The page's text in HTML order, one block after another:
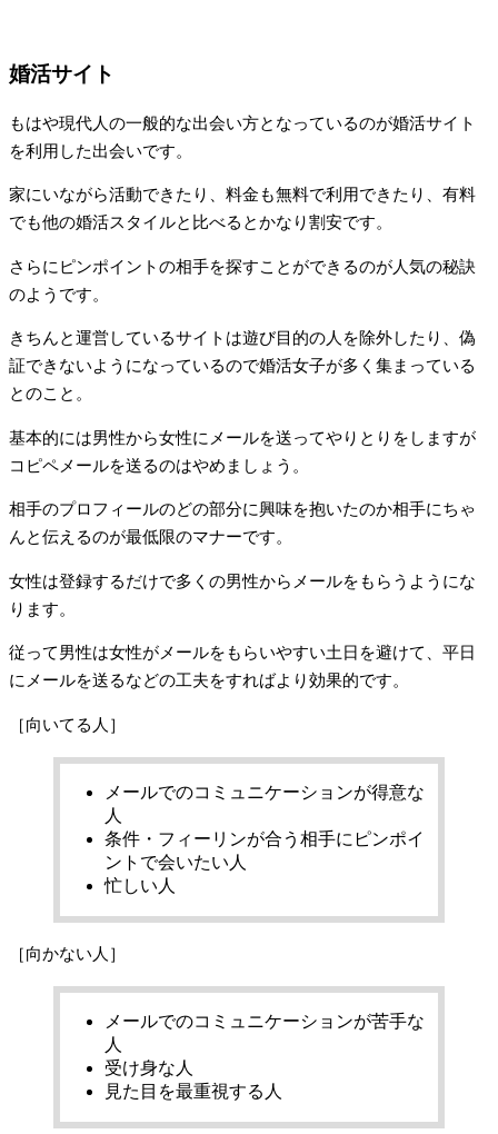
婚活サイト
もはや現代人の一般的な出会い方となっているのが婚活サイト
を利用した出会いです。
家にいながら活動できたり、料金も無料で利用できたり、有料
でも他の婚活スタイルと比べるとかなり割安です。
さらにピンポイントの相手を探すことができるのが人気の秘訣
のようです。
きちんと運営しているサイトは遊び目的の人を除外したり、偽
証できないようになっているので婚活女子が多く集まっている
とのこと。
基本的には男性から女性にメールを送ってやりとりをしますが
コピペメールを送るのはやめましょう。
相手のプロフィールのどの部分に興味を抱いたのか相手にちゃ
んと伝えるのが最低限のマナーです。
女性は登録するだけで多くの男性からメールをもらうようにな
ります。
従って男性は女性がメールをもらいやすい土日を避けて、平日
にメールを送るなどの工夫をすればより効果的です。
［向いてる人］
メールでのコミュニケーションが得意な
人
条件・フィーリンが合う相手にピンポイ
ントで会いたい人
忙しい人
［向かない人］
メールでのコミュニケーションが苦手な
人
受け身な人
見た目を最重視する人